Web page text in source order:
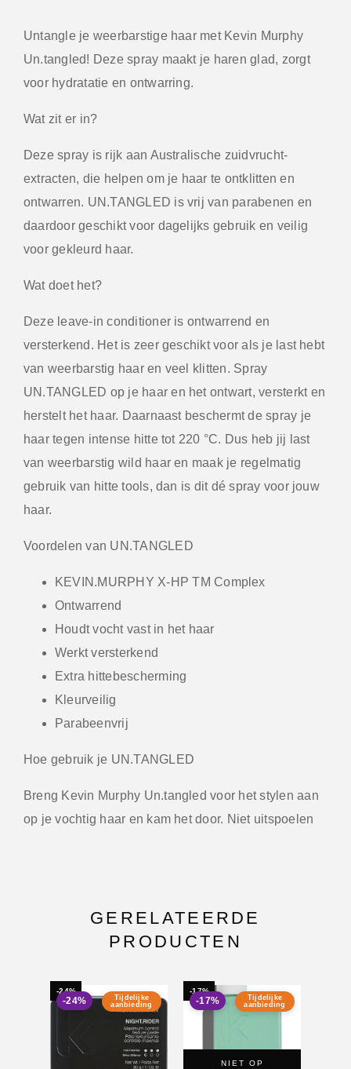
Untangle je weerbarstige haar met Kevin Murphy
Un.tangled! Deze spray maakt je haren glad, zorgt
voor hydratatie en ontwarring.
Wat zit er in?
Deze spray is rijk aan Australische zuidvrucht-
extracten, die helpen om je haar te ontklitten en
ontwarren. UN.TANGLED is vrij van parabenen en
daardoor geschikt voor dagelijks gebruik en veilig
voor gekleurd haar.
Wat doet het?
Deze leave-in conditioner is ontwarrend en
versterkend. Het is zeer geschikt voor als je last hebt
van weerbarstig haar en veel klitten. Spray
UN.TANGLED op je haar en het ontwart, versterkt en
herstelt het haar. Daarnaast beschermt de spray je
haar tegen intense hitte tot 220 °C. Dus heb jij last
van weerbarstig wild haar en maak je regelmatig
gebruik van hitte tools, dan is dit dé spray voor jouw
haar.
Voordelen van UN.TANGLED
KEVIN.MURPHY X-HP TM Complex
Ontwarrend
Houdt vocht vast in het haar
Werkt versterkend
Extra hittebescherming
Kleurveilig
Parabeenvrij
Hoe gebruik je UN.TANGLED
Breng Kevin Murphy Un.tangled voor het stylen aan
op je vochtig haar en kam het door. Niet uitspoelen
GERELATEERDE
PRODUCTEN
-24%
Tijdelijke
aanbieding
-24%
-17%
Tijdelijke
aanbieding
-17%
NIET OP